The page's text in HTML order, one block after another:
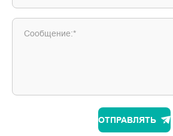
Сообщение:*
ОТПРАВЛЯТЬ